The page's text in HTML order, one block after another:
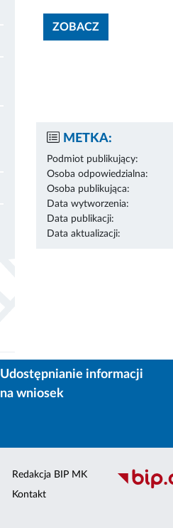
ZOBACZZOBACZ
METKA:
Podmiot publikujący:
Osoba odpowiedzialna:
Osoba publikująca:
Data wytworzenia:
Data publikacji:
Data aktualizacji:
Udostępnianie informacji
na wniosek
Redakcja BIP MK
Kontakt